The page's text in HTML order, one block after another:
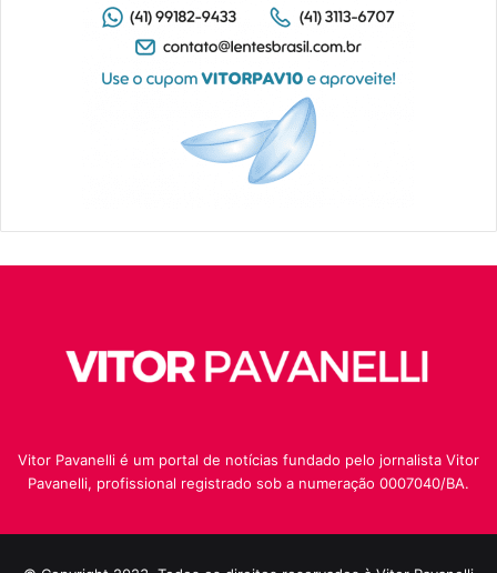
Vitor Pavanelli é um portal de notícias fundado pelo jornalista Vitor
Pavanelli, profissional registrado sob a numeração 0007040/BA.